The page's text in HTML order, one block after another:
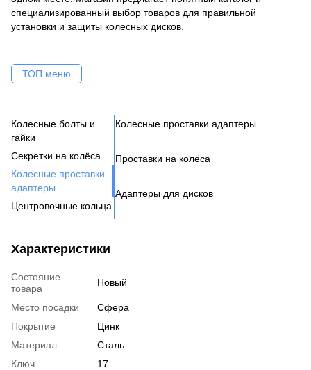
специализированный выбор товаров для правильной
установки и защиты колесных дисков.
ТОП меню
Колесные болты и
гайки
Секретки на колёса
Колесные проставки
адаптеры
Центровочные кольца
давления
Колесные проставки адаптеры
Проставки на колёса
Адаптеры для дисков
Характеристики
Состояние
товара
Новый
Место посадки
Сфера
Покрытие
Цинк
Материал
Сталь
Ключ
17